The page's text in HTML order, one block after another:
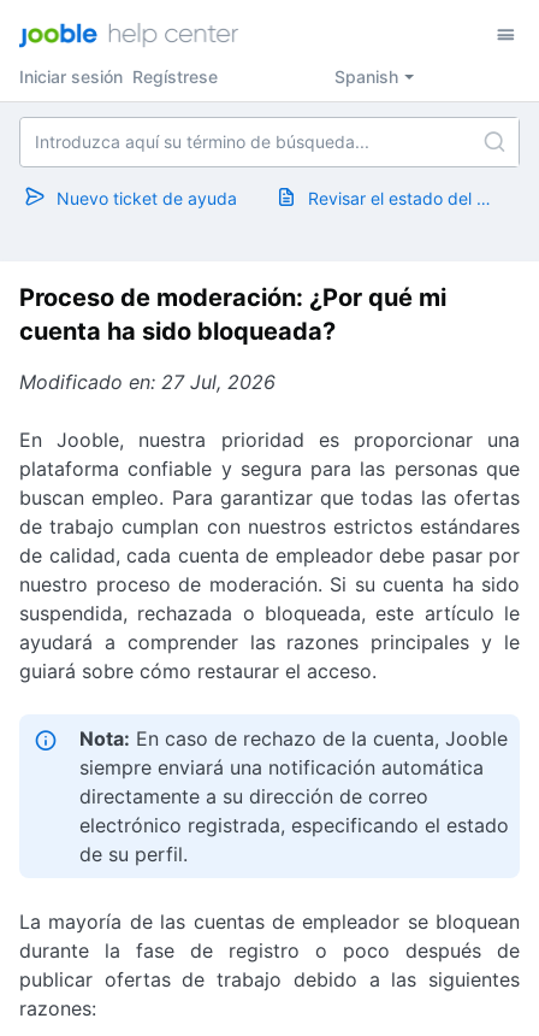
Spanish
Iniciar sesión Regístrese
Nuevo ticket de ayuda Revisar el estado del ticket
Proceso de moderación: ¿Por qué mi
cuenta ha sido bloqueada?
Modificado en: 27 Jul, 2026
En Jooble, nuestra prioridad es proporcionar una
plataforma confiable y segura para las personas que
buscan empleo. Para garantizar que todas las ofertas
de trabajo cumplan con nuestros estrictos estándares
de calidad, cada cuenta de empleador debe pasar por
nuestro proceso de moderación. Si su cuenta ha sido
suspendida, rechazada o bloqueada, este artículo le
ayudará a comprender las razones principales y le
guiará sobre cómo restaurar el acceso.
Nota: En caso de rechazo de la cuenta, Jooble
siempre enviará una notificación automática
directamente a su dirección de correo
electrónico registrada, especificando el estado
de su perfil.
La mayoría de las cuentas de empleador se bloquean
durante la fase de registro o poco después de
publicar ofertas de trabajo debido a las siguientes
razones: